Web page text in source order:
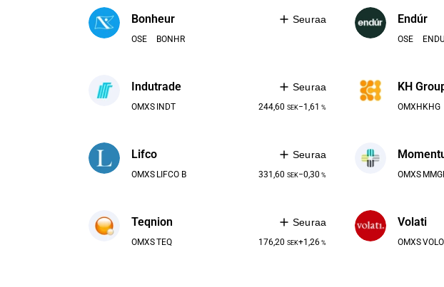
Bonheur Seuraa
OSE BONHR
Endúr
OSE
Indutrade Seuraa
OMXS INDT 244,60 SEK−1,61 %
KH
OMXHKHG
Lifco Seuraa
OMXS LIFCO B 331,60 SEK−0,30 % OMXS
Teqnion Seuraa
OMXSTEQ 176,20 SEK+1,26 %
Volati
OMXSVOLO